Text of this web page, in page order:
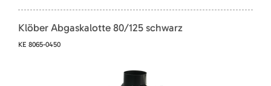
Klöber Abgaskalotte 80/125 schwarz
KE 8065-0450